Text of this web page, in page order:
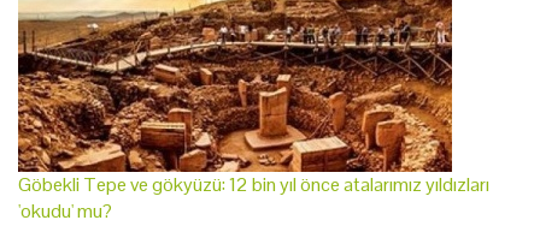
Göbekli Tepe ve gökyüzü: 12 bin yıl önce atalarımız yıldızları
'okudu' mu?